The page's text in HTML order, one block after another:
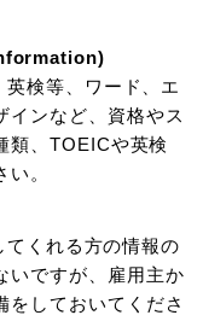
検等、ワード、エ
インなど、資格やス
類、TOEICや英検
。
くれる方の情報の
いですが、雇用主か
をしておいてくださ